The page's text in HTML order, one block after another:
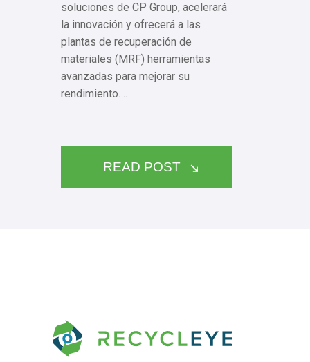
soluciones de CP Group, acelerará
la innovación y ofrecerá a las
plantas de recuperación de
materiales (MRF) herramientas
avanzadas para mejorar su
rendimiento….
READ POST